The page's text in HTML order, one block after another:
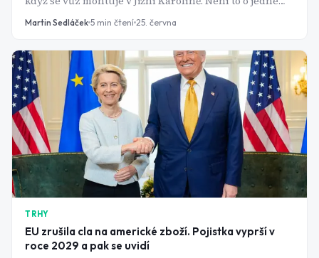
značce. Je to o tom, kde teď vede hranice mezi
Martin Sedláček 5 min čtení 25. června
TRHY
EU zrušila cla na americké zboží. Pojistka vyprší v
roce 2029 a pak se uvidí